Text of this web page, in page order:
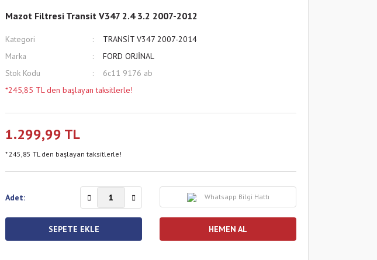
Mazot Filtresi Transit V347 2.4 3.2 2007-2012
Kategori
TRANSİT V347 2007-2014
Marka
FORD ORJİNAL
Stok Kodu
6c11 9176 ab
*245,85 TL den başlayan taksitlerle!
1.299,99 TL
* 245,85 TL den başlayan taksitlerle!
Adet: Whatsapp Bilgi Hattı
SEPETE EKLE HEMEN AL